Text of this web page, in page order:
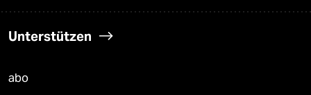
Unterstützen
abo